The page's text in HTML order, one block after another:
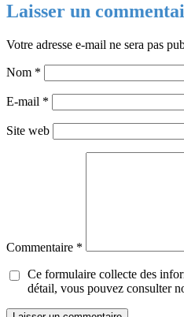
Laisser un
Votre adresse e-mail ne sera pas
Nom *
E-mail *
Site web
Commentaire *
Ce formulaire collecte des
détail, vous pouvez consulter